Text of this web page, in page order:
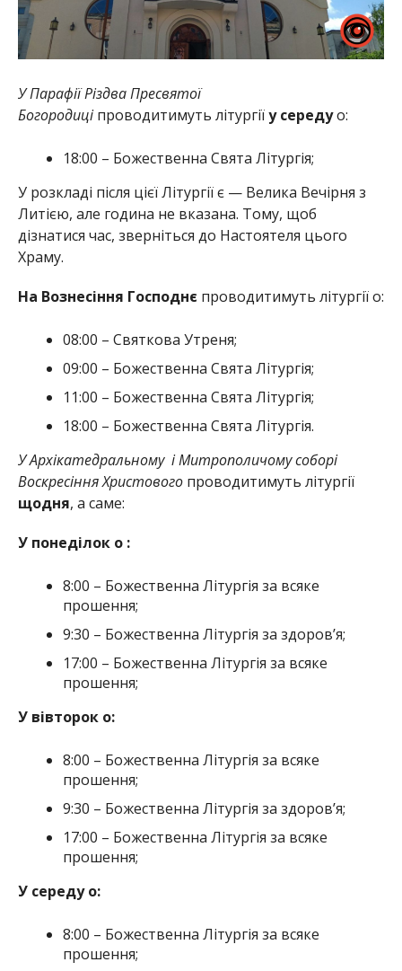
У Парафії Різдва Пресвятої
Богородиціпроводитимуть літургіїу середуо:
18:00 – Божественна Свята Літургія;
У розкладі після цієї Літургії є — Велика Вечірня з
Литією, але година не вказана. Тому, щоб
дізнатися час, зверніться до Настоятеля цього
Храму.
На Вознесіння Господнє проводитимуть літургії о:
08:00 – Святкова Утреня;
09:00 – Божественна Свята Літургія;
11:00 – Божественна Свята Літургія;
18:00 – Божественна Свята Літургія.
У Архікатедральному і Митрополичому соборі
Воскресіння Христового проводитимуть літургії
щодня, а саме:
У понеділок о :
8:00 – Божественна Літургія за всяке
прошення;
9:30 – Божественна Літургія за здоров’я;
17:00 – Божественна Літургія за всяке
прошення;
У вівторок о:
8:00 – Божественна Літургія за всяке
прошення;
9:30 – Божественна Літургія за здоров’я;
17:00 – Божественна Літургія за всяке
прошення;
У середу о:
8:00 – Божественна Літургія за всяке
прошення;